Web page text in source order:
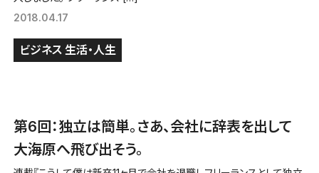
2018.04.17
ビジネス 生活・人生
第6回：独立は簡単。さあ、会社に辞表を出して
大海原へ飛び出そう。